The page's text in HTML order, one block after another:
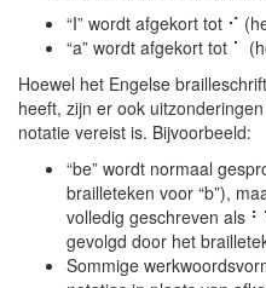
“I” wordt afgekort tot ⠊
“a” wordt afgekort tot ⠁
Hoewel het Engelse
heeft, zijn er ook
notatie vereist is. Bijvoorbeeld:
“be” wordt normaal
brailleteken voor “b”),
volledig geschreven als
gevolgd door het
Sommige